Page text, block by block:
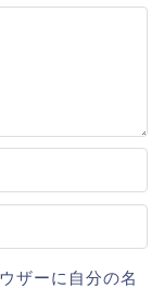
ザーに自分の名